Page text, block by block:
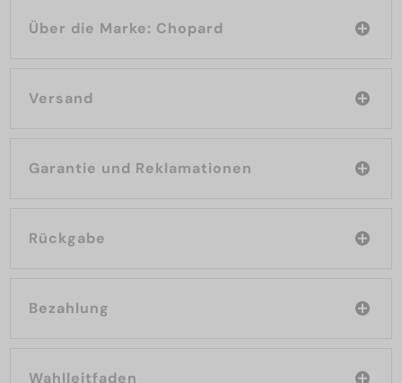
Über die Marke: Chopard
Versand
Garantie und Reklamationen
Rückgabe
Bezahlung
Wahlleitfaden